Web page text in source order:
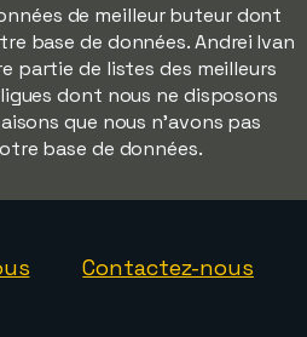
de meilleur buteur dont
base de données. Andrei Ivan
partie de listes des meilleurs
dont nous ne disposons
que nous n'avons pas
base de données.
Contactez-nous